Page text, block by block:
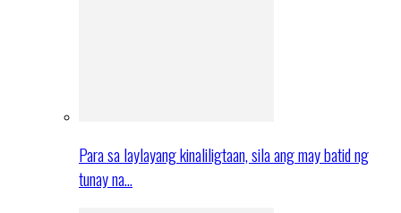
Para sa laylayang kinaliligtaan, sila ang may batid ng
tunay na…